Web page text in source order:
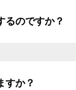
るのですか？
すか？